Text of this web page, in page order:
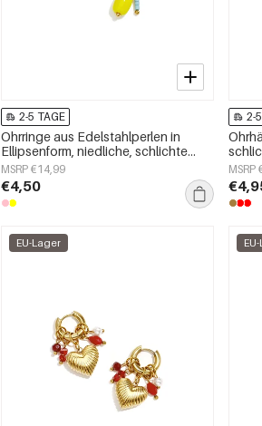
2-5 TAGE
Ohrringe aus Edelstahlperlen in
Ellipsenform, niedliche, schlichte
Alltags-Serie, Damenschmuck
MSRP €14,99
€4,50
2-
MSRP
EU-Lager